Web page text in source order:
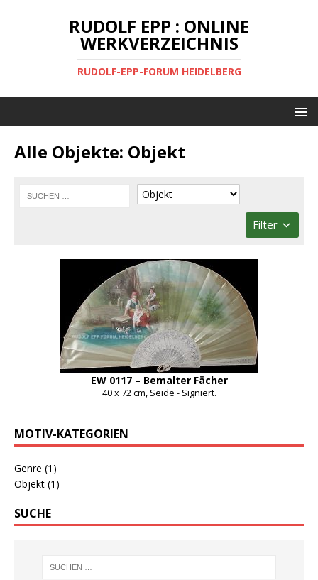
RUDOLF EPP : ONLINE
WERKVERZEICHNIS
RUDOLF-EPP-FORUM HEIDELBERG
Alle Objekte: Objekt
Filter
EW 0117 – Bemalter Fächer
40 x 72 cm, Seide - Signiert.
MOTIV-KATEGORIEN
Genre (1)
Objekt (1)
SUCHE